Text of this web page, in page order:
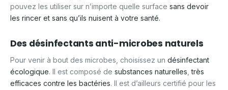
pouvez les utiliser sur n’importe quelle surface sans devoir
les rincer et sans qu’ils nuisent à votre santé.
Des désinfectants anti-microbes naturels
Pour venir à bout des microbes, choisissez un désinfectant
écologique. Il est composé de substances naturelles,très
efficaces contre les bactéries. Il est d’ailleurs certifié pour les